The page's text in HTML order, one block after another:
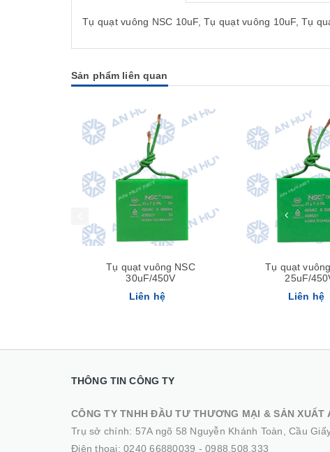
Tụ quạt vuông NSC 10uF, Tụ quạt vuông 10uF, Tụ
Sản phẩm liên quan
Tụ quạt vuông NSC
30uF/450V
Liên hệ
Tụ quạt
25uF/
Liên hệ
THÔNG TIN CÔNG TY
CÔNG TY TNHH ĐẦU TƯ THƯƠNG MẠI & SẢN XUẤT
Trụ sở chính: 57A ngõ 58 Nguyễn Khánh Toàn, Cầu
Điện thoại: 0240 66880039 - 0988.508.333